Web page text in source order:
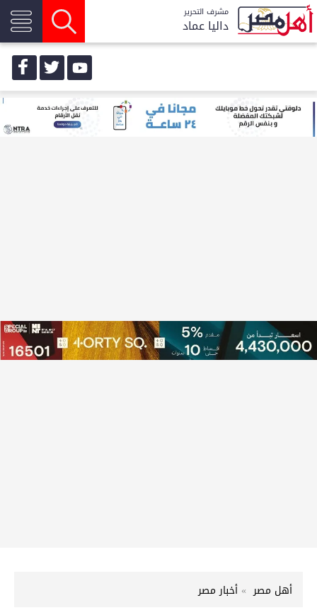
مشرف التحرير
داليا عماد
أهل مصر أخبار مصر